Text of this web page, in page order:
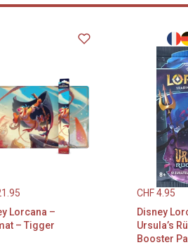
Lorcana –
– Tigger
CHF4.95
Disney
Ursula’s
Booster